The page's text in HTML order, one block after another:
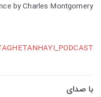
by Charles Montgomery
با صدای